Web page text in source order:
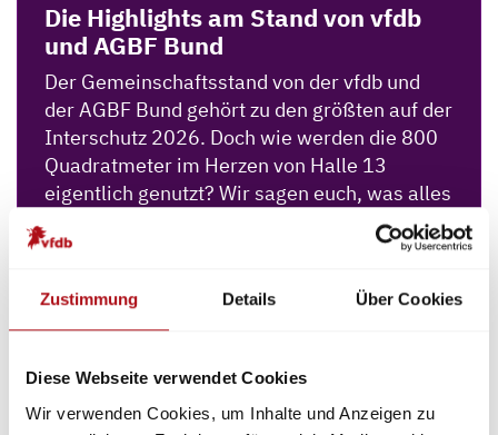
Zustimmung Details Über Cookies
Diese Webseite verwendet Cookies
Wir verwenden Cookies, um Inhalte und Anzeigen zu
Die Highlights am Stand von vfdb
und AGBF Bund
Der Gemeinschaftsstand von der vfdb und
der AGBF Bund gehört zu den größten auf der
Interschutz 2026. Doch wie werden die 800
Quadratmeter im Herzen von Halle 13
eigentlich genutzt? Wir sagen euch, was alles
Highlights die Besucher und Besucherinnen
29.04.2026
AKTUELLES